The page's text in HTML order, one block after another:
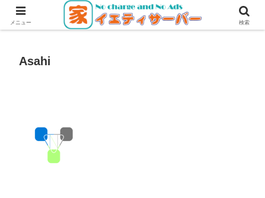
無料・無広告で使えるレンタルサーバー
Asahi
メニュー 検索